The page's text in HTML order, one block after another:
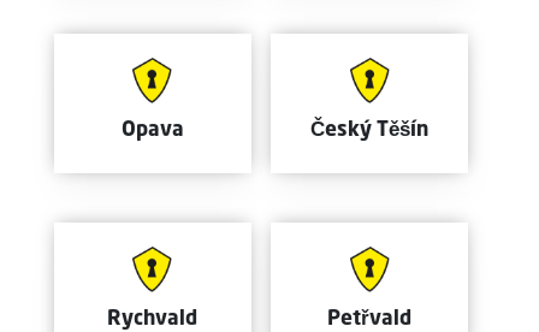
Opava Český Těšín
Rychvald Petřvald